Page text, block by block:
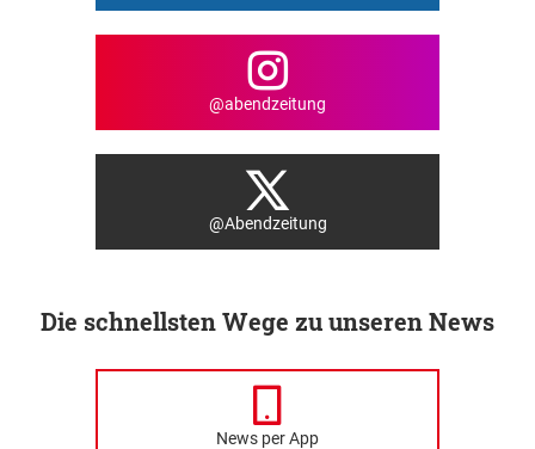
@abendzeitung
@Abendzeitung
Die schnellsten Wege zu unseren News
News per App